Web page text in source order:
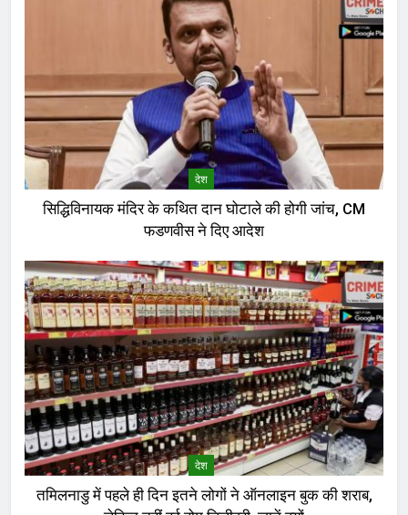
देश
सिद्धिविनायक मंदिर के कथित दान घोटाले की होगी जांच, CM
फडणवीस ने दिए आदेश
देश
तमिलनाडु में पहले ही दिन इतने लोगों ने ऑनलाइन बुक की शराब,